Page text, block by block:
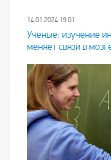
14.01.2024 19:01
Учёные: изучение
меняет связи в